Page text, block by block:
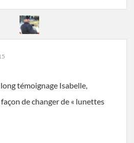
témoignage Isabelle,
façon de changer de « lunettes